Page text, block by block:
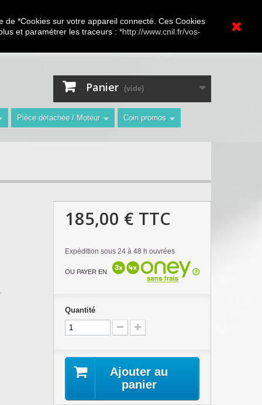
de *Cookies sur votre appareil connecté. Ces Cookies
et paramétrer les traceurs : *http://www.cnil.fr/vos-
Toutes marques
Connexion
Contactez-nous
Panier (vide)
Pièce détachée / Moteur Coin promos
185,00 € TTC
Expédition sous 24 à 48 h ouvrées
OU PAYER EN
Quantité
Ajouter au
panier